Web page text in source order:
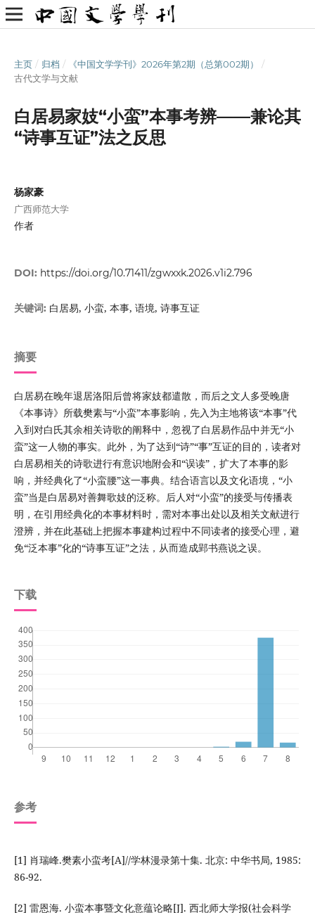
主页 / 归档 / 《中国文学学刊》2026年第2期（总第002期）
/
古代文学与文献
白居易家妓“小蛮”本事考辨——兼论其
“诗事互证”法之反思
杨家豪
广西师范大学
作者
DOI: https://doi.org/10.71411/zgwxxk.2026.v1i2.796
关键词: 白居易, 小蛮, 本事, 语境, 诗事互证
摘要
白居易在晚年退居洛阳后曾将家妓都遣散，而后之文人多受晚唐
《本事诗》所载樊素与“小蛮”本事影响，先入为主地将该“本事”代
入到对白氏其余相关诗歌的阐释中，忽视了白居易作品中并无“小
蛮”这一人物的事实。此外，为了达到“诗”“事”互证的目的，读者对
白居易相关的诗歌进行有意识地附会和“误读”，扩大了本事的影
响，并经典化了“小蛮腰”这一事典。结合语言以及文化语境，“小
蛮”当是白居易对善舞歌妓的泛称。后人对“小蛮”的接受与传播表
明，在引用经典化的本事材料时，需对本事出处以及相关文献进行
澄辨，并在此基础上把握本事建构过程中不同读者的接受心理，避
免“泛本事”化的“诗事互证”之法，从而造成郢书燕说之误。
下载
参考
[1] 肖瑞峰.樊素小蛮考[A]//学林漫录第十集. 北京: 中华书局, 1985:
86-92.
[2] 雷恩海. 小蛮本事暨文化意蕴论略[J]. 西北师大学报(社会科学